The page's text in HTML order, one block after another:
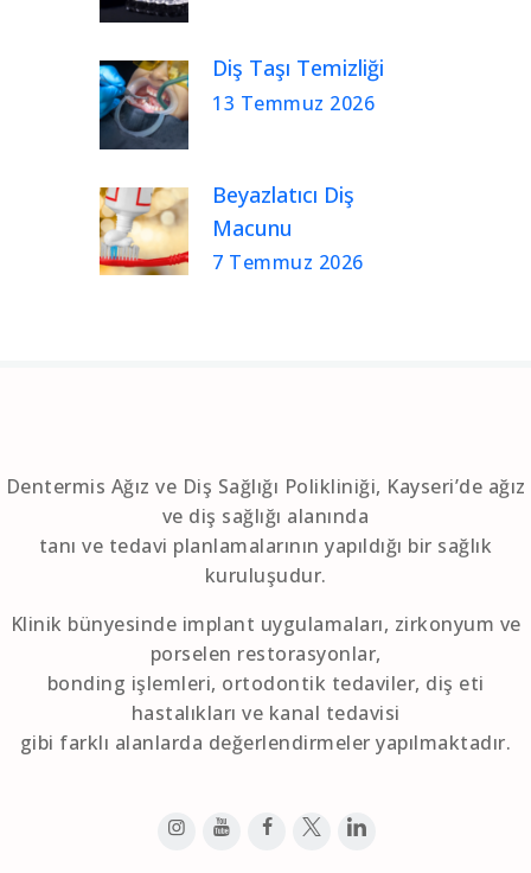
Diş Taşı Temizliği
13 Temmuz 2026
Beyazlatıcı Diş
Macunu
7 Temmuz 2026
Dentermis Ağız ve Diş Sağlığı Polikliniği, Kayseri’de ağız
ve diş sağlığı alanında
tanı ve tedavi planlamalarının yapıldığı bir sağlık
kuruluşudur.
Klinik bünyesinde implant uygulamaları, zirkonyum ve
porselen restorasyonlar,
bonding işlemleri, ortodontik tedaviler, diş eti
hastalıkları ve kanal tedavisi
gibi farklı alanlarda değerlendirmeler yapılmaktadır.